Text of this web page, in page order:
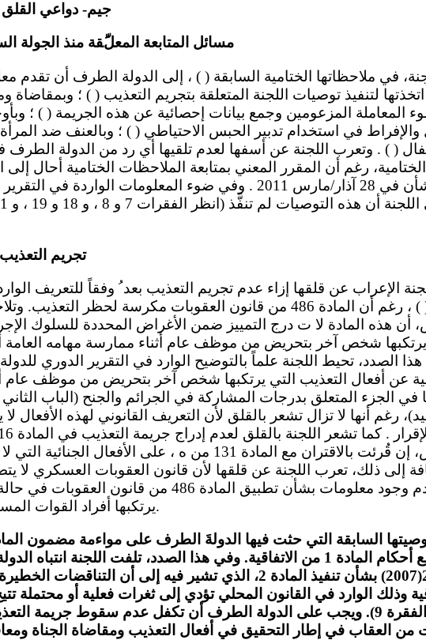
جيم- دواعي القلق
مسائل المتابعة المعلَّقة منذ الجولة
اتخذتها لتنفيذ توصيات اللجنة المتعلقة بتجريم التعذيب ( ) ؛ وبمقاضاة
المعاملة المزعومين وجمع بيانات إحصائية عن هذه الجريمة ( ) ؛
والإفراط في استخدام تدبير الحبس الاحتياطي ( ) ؛ وبالعنف ضد
( ) . وتعرب اللجنة عن أسفها لعدم تلقيها أي رد من الدولة الطرف
رغم أن المقرر المعني بمتابعة الملاحظات الختامية أحال
تذكير بهذا الشأن في 28 آذار/مارس 2011 . وفي ضوء المعلومات
تجريم
الاتفاقية ( ) ، رغم أن المادة 486 من قانون العقوبات مكرسة لحظر
أن هذه المادة لا ت درج التمييز ضمن الأغراض المحددة للسلوك
يرتكبها شخص آخر بتحريض من موظف عام أثناء ممارسة مهامه العامة
الصدد، تحيط اللجنة علماً بالتوضيح الوارد في التقرير الدوري
عن أفعال التعذيب التي يرتكبها شخص آخر بتحريض من موظف عام أو
الجزء المتعلق بدرجات المشاركة في الجرائم والجنح (الباب
رغم أنها لا تزال تشعر بالقلق لأن التعريف القانوني لهذه
التي تنص، إن قُرئت بالاقتران مع المادة 131 من ه ، على
إلى ذلك، تعرب اللجنة عن قلقها لأن قانون العقوبات العسكري لا
وتأسف لعدم وجود معلومات بشأن تطبيق المادة 486 من
يرتكبها أفراد القوات المسلحة (المادتان 1 و 4 ).
العقوبات مع أحكام المادة 1 من الاتفاقية. وفي هذا الصدد، تلفت اللجنة
العام رقم 2(2007) بشأن تنفيذ المادة 2، الذي تشير فيه إلى أن
وذلك الوارد في القانون المحلي تؤدي إلى ثغرات فعلية أو محتملة
العقاب (الفقرة 9). ويجب على الدولة الطرف أن تكفل عدم سقوط جريمة
من العقاب في إطار التحقيق في أفعال التعذيب ومقاضاة الجناة